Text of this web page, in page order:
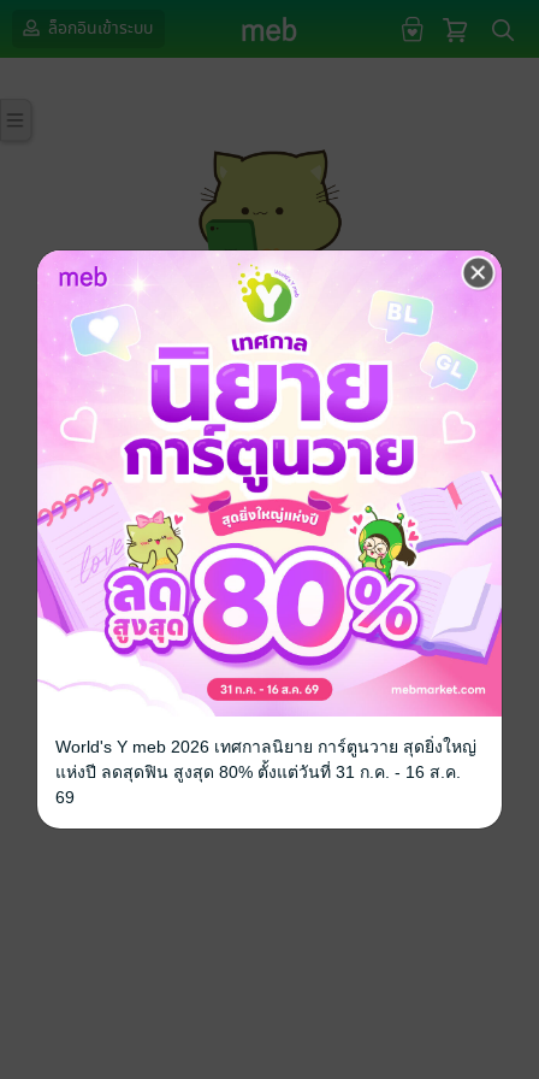
ล็อกอินเข้าระบบ
กรุณาเข้าสู่ระบบก่อนดำเนินรายการด้วยค่ะ
ล็อกอินเข้าระบบ
World's Y meb 2026 เทศกาลนิยาย การ์ตูนวาย สุดยิ่งใหญ่
แห่งปี ลดสุดฟิน สูงสุด 80% ตั้งแต่วันที่ 31 ก.ค. - 16 ส.ค.
69